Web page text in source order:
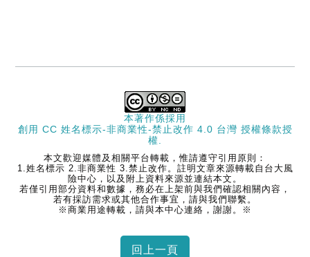
本著作係採用
創用 CC 姓名標示-非商業性-禁止改作 4.0 台灣 授權條款授
權.
本文歡迎媒體及相關平台轉載，惟請遵守引用原則：
1.姓名標示 2.非商業性 3.禁止改作。註明文章來源轉載自台大風
險中心，以及附上資料來源並連結本文。
若僅引用部分資料和數據，務必在上架前與我們確認相關內容，
若有採訪需求或其他合作事宜，請與我們聯繫。
※商業用途轉載，請與本中心連絡，謝謝。※